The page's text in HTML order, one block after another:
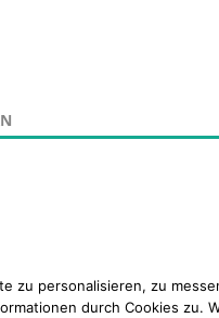
zu personalisieren, zu
durch Cookies zu.